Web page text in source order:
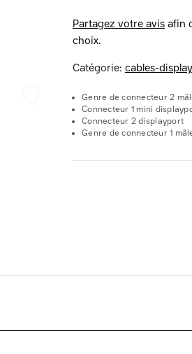
Partagez votre avis afin
choix.
Catégorie: cables-
Genre de connecteur 2
Connecteur 1 mini
Connecteur 2 displayport
Genre de connecteur 1